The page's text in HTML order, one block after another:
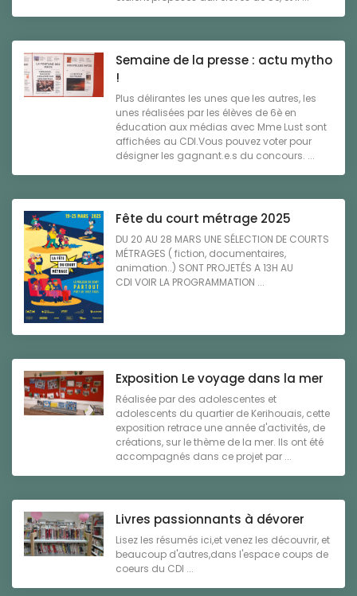
Semaine de la presse : actu mytho
!
Plus délirantes les unes que les autres, les
unes réalisées par les élèves de 6è en
éducation aux médias avec Mme Lust sont
affichées au CDI.Vous pouvez voter pour
désigner les gagnant.e.s du concours. ...
Fête du court métrage 2025
DU 20 AU 28 MARS UNE SÉLECTION DE COURTS
MÉTRAGES ( fiction, documentaires,
animation..) SONT PROJETÉS A 13H AU
CDI VOIR LA PROGRAMMATION ...
Exposition Le voyage dans la mer
Réalisée par des adolescentes et
adolescents du quartier de Kerihouais, cette
exposition retrace une année d'activités, de
créations, sur le thème de la mer. Ils ont été
accompagnés dans ce projet par ...
Livres passionnants à dévorer
Lisez les résumés ici,et venez les découvrir, et
beaucoup d'autres,dans l'espace coups de
coeurs du CDI ...